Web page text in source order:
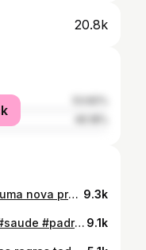
20.8k
União Europeia está a discutir uma nova proposta sobre as chamadas Novas Técnicas Genómicas (NGT), que são formas modernas de alterar geneticamente plantas. Na prática, algumas destas plantas poderiam passar a ser tratadas como se fossem plantas obtidas por cruzamentos naturais, mesmo tendo sido editadas em laboratório. Isso significa mudanças importantes: - Menos transparência nos rótulos: muitos alimentos poderiam deixar de indicar claramente se contêm ingredientes geneticamente editados, dificultando a nossa escolha. - Menos controlo de segurança: algumas destas plantas poderiam escapar às avaliações rigorosas que hoje são exigidas aos organismos geneticamente modificados. - Menos rastreabilidade: seria mais difícil seguir o caminho destes ingredientes ao longo da cadeia alimentar, desde a produção até ao prato. - Mais poder nas mãos de grandes empresas: estas plantas poderiam ser patenteadas, aumentando a dependência dos agricultores em relação a empresas de sementes e acabando por concentrar ainda mais o controlo do sistema alimentar. No fundo, a questão central não é apenas tecnológica, é sobre até que ponto continuamos a saber o que comemos, quem controla a nossa alimentação e como é que isso afeta a nossa autonomia e saúde. #ue #saude #tecnologia #medicina #alimentação 9.3k
E falta tanta coisa… #destruir #saude #padrões #sociedade #controlar 9.1k